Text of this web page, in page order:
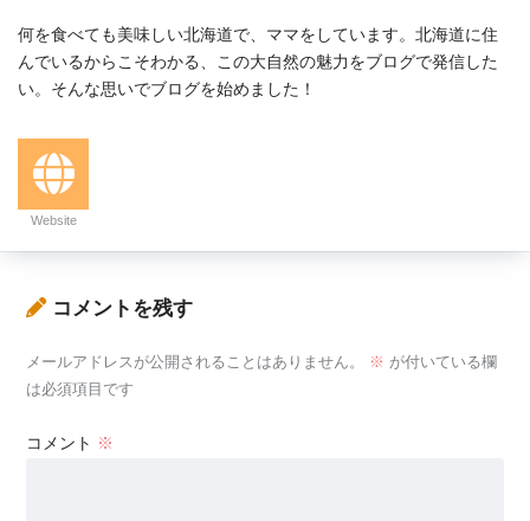
何を食べても美味しい北海道で、ママをしています。北海道に住
んでいるからこそわかる、この大自然の魅力をブログで発信した
い。そんな思いでブログを始めました！
Website
コメントを残す
メールアドレスが公開されることはありません。 ※ が付いている欄
は必須項目です
コメント ※